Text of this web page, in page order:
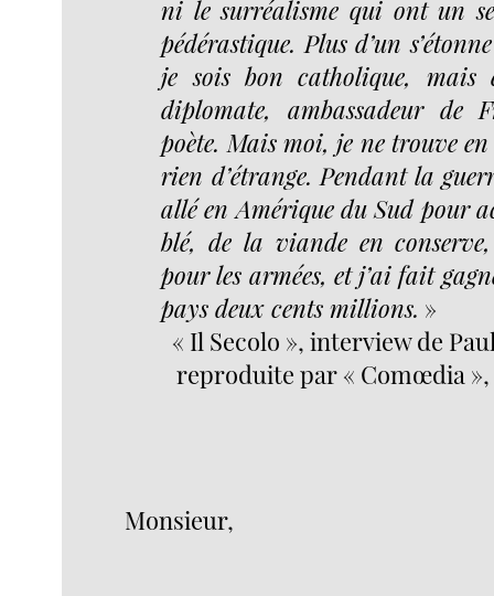
ni le surréalisme qui ont un
pédérastique. Plus d’un
je sois bon catholique, mais
diplomate, ambassadeur de
poète. Mais moi, je ne trouve
rien d’étrange. Pendant la
allé en Amérique du Sud pour
blé, de la viande en
pour les armées, et j’ai fait
pays deux cents millions. »
« Il Secolo », interview de
reproduite par « Comœdia »,
Monsieur,